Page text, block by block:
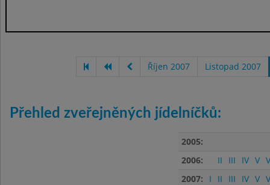
Říjen 2007 Listopad 2007
Přehled zveřejněných jídelníčků:
2005:
2006:
II III IV V
2007:
I II III IV V